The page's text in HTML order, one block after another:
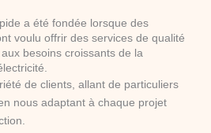
a été fondée lorsque des
voulu offrir des services de qualité
besoins croissants de la
de clients, allant de particuliers
nous adaptant à chaque projet